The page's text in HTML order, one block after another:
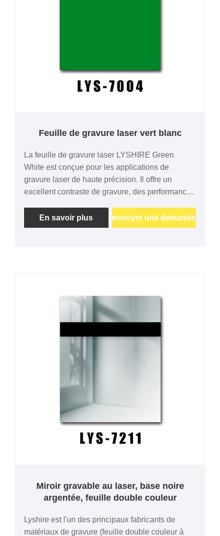
Feuille de gravure laser vert blanc
La feuille de gravure laser LYSHIRE Green
White est conçue pour les applications de
gravure laser de haute précision. Il offre un
excellent contraste de gravure, des performances
nets. Disponible en plusieurs épaisseurs, formats
personnalisés et support adhésif en option pour
En savoir plus envoyer une demande
Miroir gravable au laser, base noire
argentée, feuille double couleur
Lyshire est l'un des principaux fabricants de
matériaux de gravure (feuille double couleur à